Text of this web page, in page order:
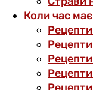
Коли час